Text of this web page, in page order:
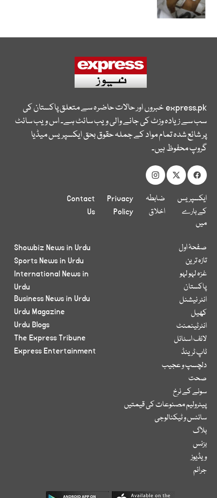
express.pkخبروں اور حالات حاضرہ سے متعلق پاکستان کی
سب سے زیادہ وزٹ کی جانے والی ویب سائٹ ہے۔ اس ویب سائٹ
پر شائع شدہ تمام مواد کے جملہ حقوق بحق ایکسپریس میڈیا
گروپ محفوظ ہیں۔
ایکسپریس
کے بارے
میں
ضابطہ
اخلاق
Privacy
Policy
Contact
Us
صفحۂ اول
تازہ ترین
غزہ لہو لہو
پاکستان
انٹر نیشنل
کھیل
انٹرٹینمنٹ
لائف اسٹائل
ٹاپ ٹرینڈ
دلچسپ و عجیب
صحت
سونے کے نرخ
پیٹرولیم مصنوعات کی قیمتیں
سائنس و ٹیکنالوجی
بلاگ
بزنس
ویڈیوز
جرائم
Showbiz News in Urdu
Sports News in Urdu
International News in
Urdu
Business News in Urdu
Urdu Magazine
Urdu Blogs
The Express Tribune
Express Entertainment